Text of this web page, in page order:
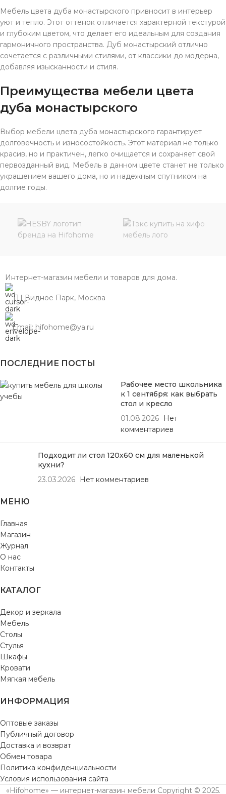
Мебель цвета дуба монастырского привносит в интерьер
уют и тепло. Этот оттенок отличается характерной текстурой
и глубоким цветом, что делает его идеальным для создания
гармоничного пространства. Дуб монастырский отлично
сочетается с различными стилями, от классики до модерна,
добавляя изысканности и стиля.
Преимущества мебели цвета
дуба монастырского
Выбор мебели цвета дуба монастырского гарантирует
долговечность и износостойкость. Этот материал не только
красив, но и практичен, легко очищается и сохраняет свой
первозданный вид. Мебель в данном цвете станет не только
украшением вашего дома, но и надежным спутником на
долгие годы.
Интернет-магазин мебели и товаров для дома.
ТЦ Видное Парк, Москва
Email: hifohome@ya.ru
ПОСЛЕДНИЕ ПОСТЫ
Рабочее место школьника
к 1 сентября: как выбрать
стол и кресло
01.08.2026
Нет
комментариев
Подходит ли стол 120х60 см для маленькой
кухни?
23.03.2026
Нет комментариев
МЕНЮ
Главная
Магазин
Журнал
О нас
Контакты
КАТАЛОГ
Декор и зеркала
Мебель
Столы
Стулья
Шкафы
Кровати
Мягкая мебель
ИНФОРМАЦИЯ
Оптовые заказы
Публичный договор
Доставка и возврат
Обмен товара
Политика конфиденциальности
Условия использования сайта
«Hifohome» — интернет-магазин мебели Copyright © 2025.